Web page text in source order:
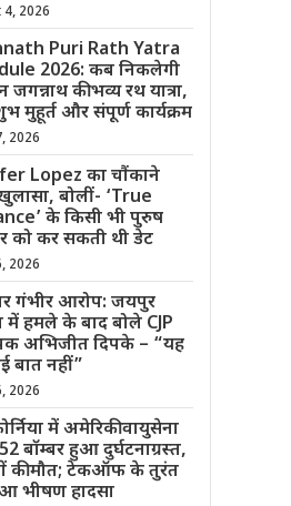
2026
Puri Rath Yatra
2026: कब निकलेगी
जगन्नाथ की भव्य रथ यात्रा,
मुहूर्त और संपूर्ण कार्यक्रम
2026
Lopez का चौंकाने
बोलीं- ‘True
के किसी भी पुरुष
को कर सकती थी डेट
2026
गंभीर आरोप: जयपुर
में हमले के बाद बोले CJP
अभिजीत दिपके – “यह
बात नहीं”
2026
में अमेरिकी वायुसेना
बॉम्बर हुआ दुर्घटनाग्रस्त,
की मौत; टेकऑफ के तुरंत
भीषण हादसा